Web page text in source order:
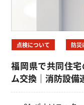
点検について 防災
福岡県で共同住
ム交換｜消防設備